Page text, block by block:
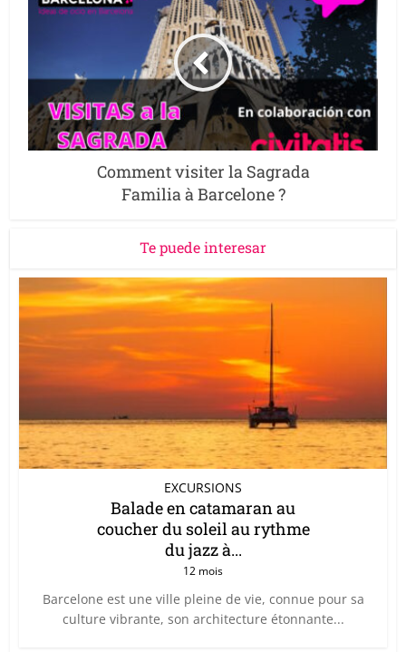
Comment visiter la Sagrada
Familia à Barcelone ?
Te puede interesar
EXCURSIONS
Balade en catamaran au
coucher du soleil au rythme
du jazz à...
12 mois
Barcelone est une ville pleine de vie, connue pour sa
culture vibrante, son architecture étonnante...